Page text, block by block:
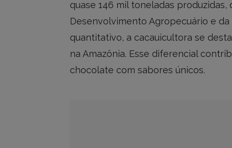
quase 146 mil toneladas
Desenvolvimento Agropecuário e da
quantitativo, a cacauicultora se
na Amazônia. Esse diferencial
chocolate com sabores únicos.